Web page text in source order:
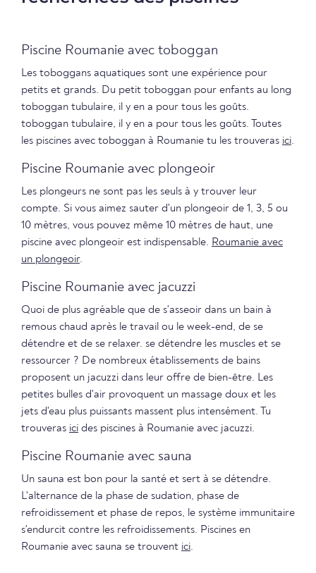
Piscine Roumanie avec toboggan
Les toboggans aquatiques sont une expérience pour
petits et grands. Du petit toboggan pour enfants au long
toboggan tubulaire, il y en a pour tous les goûts.
toboggan tubulaire, il y en a pour tous les goûts. Toutes
les piscines avec toboggan à Roumanie tu les trouveras ici.
Piscine Roumanie avec plongeoir
Les plongeurs ne sont pas les seuls à y trouver leur
compte. Si vous aimez sauter d'un plongeoir de 1, 3, 5 ou
10 mètres, vous pouvez même 10 mètres de haut, une
piscine avec plongeoir est indispensable. Roumanie avec
un plongeoir.
Piscine Roumanie avec jacuzzi
Quoi de plus agréable que de s'asseoir dans un bain à
remous chaud après le travail ou le week-end, de se
détendre et de se relaxer. se détendre les muscles et se
ressourcer ? De nombreux établissements de bains
proposent un jacuzzi dans leur offre de bien-être. Les
petites bulles d'air provoquent un massage doux et les
jets d'eau plus puissants massent plus intensément. Tu
trouveras ici des piscines à Roumanie avec jacuzzi.
Piscine Roumanie avec sauna
Un sauna est bon pour la santé et sert à se détendre.
L'alternance de la phase de sudation, phase de
refroidissement et phase de repos, le système immunitaire
s'endurcit contre les refroidissements. Piscines en
Roumanie avec sauna se trouvent ici.